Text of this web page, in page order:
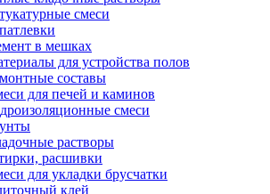
смеси
в мешках
для устройства полов
составы
для печей и каминов
смеси
растворы
расшивки
для укладки брусчатки
клей